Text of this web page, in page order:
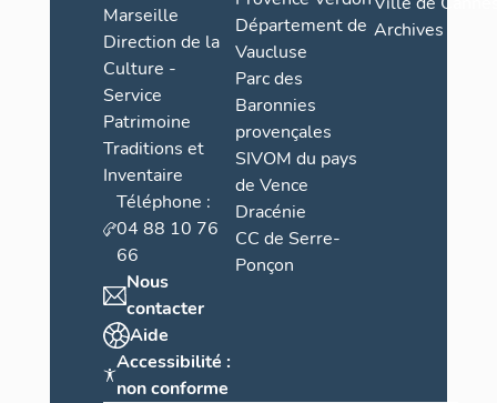
Marseille
Direction de la
Culture -
Service
Patrimoine
Traditions et
Inventaire
Téléphone :
04 88 10 76
66
Nous
contacter
Aide
Accessibilité :
non conforme
Département de
Vaucluse
Parc des
Baronnies
provençales
SIVOM du pays
de Vence
Dracénie
CC de Serre-
Ponçon
Archives